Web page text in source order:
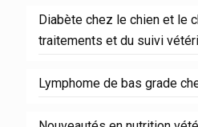
Diabète chez le chien et le
traitements et du suivi
Lymphome de bas grade